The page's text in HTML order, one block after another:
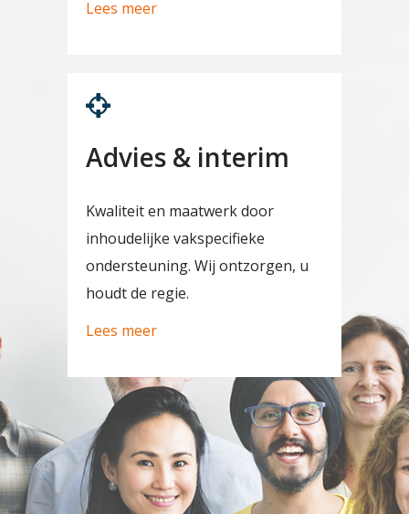
Lees meer
Advies & interim
Kwaliteit en maatwerk door
inhoudelijke vakspecifieke
ondersteuning. Wij ontzorgen, u
houdt de regie.
Lees meer